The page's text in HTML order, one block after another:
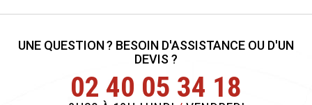
UNE QUESTION ? BESOIN D'ASSISTANCE OU D'UN
DEVIS ?
02 40 05 34 18